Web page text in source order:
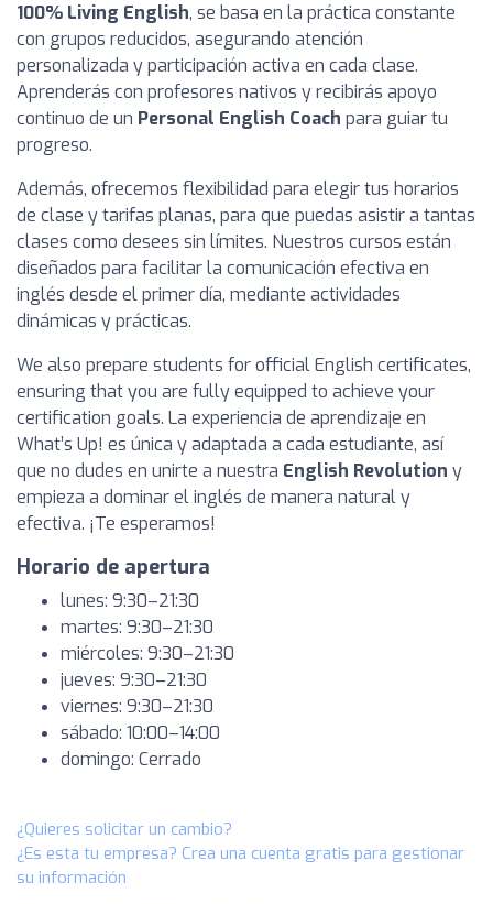
100% Living English, se basa en la práctica constante
con grupos reducidos, asegurando atención
personalizada y participación activa en cada clase.
Aprenderás con profesores nativos y recibirás apoyo
continuo de un Personal English Coach para guiar tu
progreso.
Además, ofrecemos flexibilidad para elegir tus horarios
de clase y tarifas planas, para que puedas asistir a tantas
clases como desees sin límites. Nuestros cursos están
diseñados para facilitar la comunicación efectiva en
inglés desde el primer día, mediante actividades
dinámicas y prácticas.
We also prepare students for official English certificates,
ensuring that you are fully equipped to achieve your
certification goals. La experiencia de aprendizaje en
What’s Up! es única y adaptada a cada estudiante, así
que no dudes en unirte a nuestra English Revolution y
empieza a dominar el inglés de manera natural y
efectiva. ¡Te esperamos!
Horario de apertura
lunes: 9:30–21:30
martes: 9:30–21:30
miércoles: 9:30–21:30
jueves: 9:30–21:30
viernes: 9:30–21:30
sábado: 10:00–14:00
domingo: Cerrado
¿Quieres solicitar un cambio?
¿Es esta tu empresa? Crea una cuenta gratis para gestionar
su información